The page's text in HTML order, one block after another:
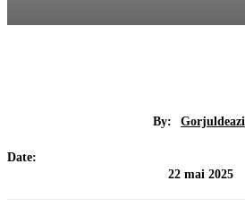
By: Gorjuldeazi
Date:
22 mai 2025